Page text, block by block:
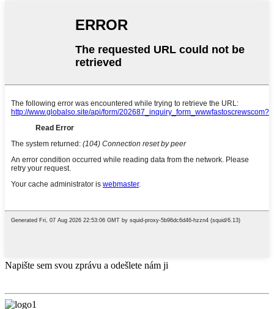
Napište sem svou zprávu a odešlete nám ji